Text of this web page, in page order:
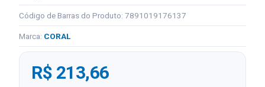
Código de Barras do Produto: 7891019176137
Marca: CORAL
R$ 213,66